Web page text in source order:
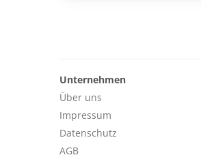
Unternehmen
Über uns
Impressum
Datenschutz
AGB